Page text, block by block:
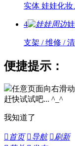
实体 娃娃化妆
4
支架 / 维修 /
便捷提示：
任意页面向右滑
赶快试试吧... ^_^
我知道了
 首页 导航 刷新